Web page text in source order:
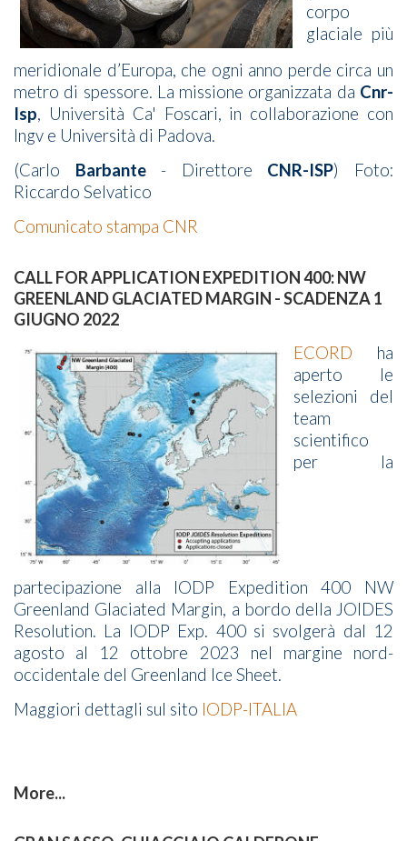
corpo
glaciale più
meridionale d’Europa, che ogni anno perde circa un
metro di spessore. La missione organizzata da Cnr-
Isp, Università Ca' Foscari, in collaborazione con
Ingv e Università di Padova.
(Carlo Barbante- Direttore CNR-ISP) Foto:
Riccardo Selvatico
Comunicato stampa CNR
CALL FOR APPLICATION EXPEDITION 400: NW
GREENLAND GLACIATED MARGIN - SCADENZA 1
GIUGNO 2022
ECORD ha
aperto le
selezioni del
team
scientifico
per la
partecipazione alla IODP Expedition 400 NW
Greenland Glaciated Margin, a bordo della JOIDES
Resolution. La IODP Exp. 400 si svolgerà dal 12
agosto al 12 ottobre 2023 nel margine nord-
occidentale del Greenland Ice Sheet.
Maggiori dettagli sul sito IODP-ITALIA
More...